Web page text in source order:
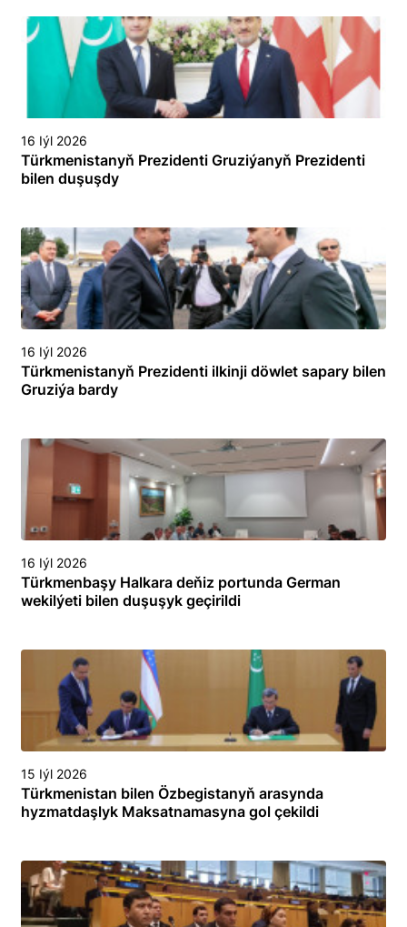
16 Iýl 2026
Türkmenistanyň Prezidenti Gruziýanyň Prezidenti
bilen duşuşdy
16 Iýl 2026
Türkmenistanyň Prezidenti ilkinji döwlet sapary bilen
Gruziýa bardy
16 Iýl 2026
Türkmenbaşy Halkara deňiz portunda German
wekilýeti bilen duşuşyk geçirildi
15 Iýl 2026
Türkmenistan bilen Özbegistanyň arasynda
hyzmatdaşlyk Maksatnamasyna gol çekildi